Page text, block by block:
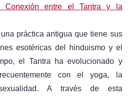
Conexión entre el Tantra y la
práctica antigua que tiene sus
esotéricas del hinduismo y el
el Tantra ha evolucionado y
con el yoga, la
A través de esta